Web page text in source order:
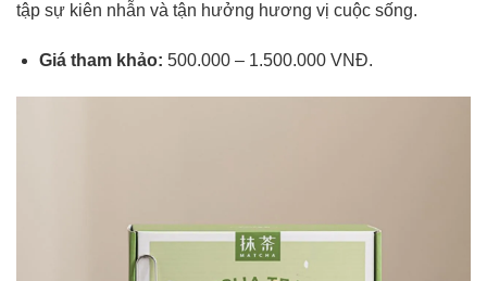
tập sự kiên nhẫn và tận hưởng hương vị cuộc sống.
Giá tham khảo: 500.000 – 1.500.000 VNĐ.